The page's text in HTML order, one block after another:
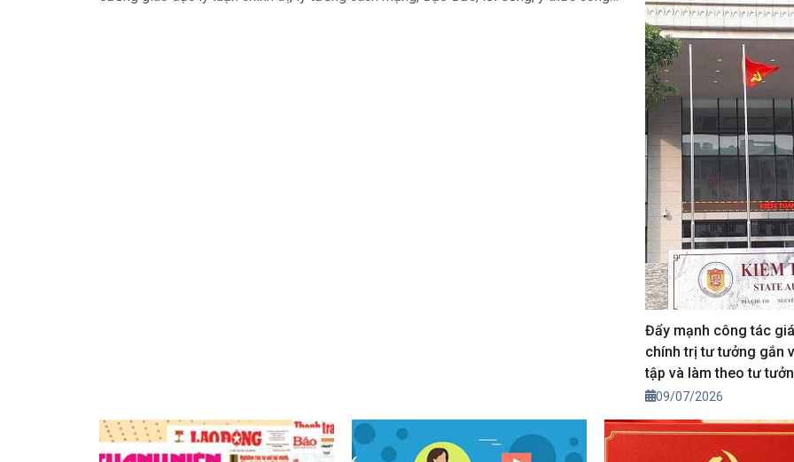
Đẩy mạnh công tác
chính trị tư tưởng gắn
tập và làm theo tư
đức, phong cách Hồ
trong giai đoạn mới
09/07/2026